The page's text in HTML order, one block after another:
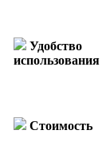
Удобство
использования
Стоимость